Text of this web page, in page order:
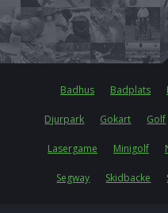
Badhus Badplats
Djurpark Gokart Golf
Lasergame Minigolf
Segway Skidbacke